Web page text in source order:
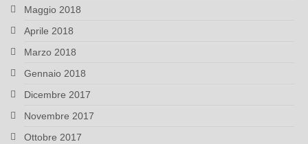
Maggio 2018
Aprile 2018
Marzo 2018
Gennaio 2018
Dicembre 2017
Novembre 2017
Ottobre 2017